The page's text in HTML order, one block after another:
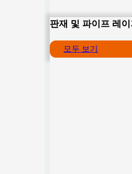
판재 및 파이프 레
모두 보기